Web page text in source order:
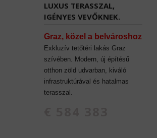
LUXUS TERASSZAL,
IGÉNYES VEVŐKNEK.
Graz, közel a belvároshoz
Exkluzív tetőtéri lakás Graz
szívében. Modern, új építésű
otthon zöld udvarban, kiváló
infrastruktúrával és hatalmas
terasszal.